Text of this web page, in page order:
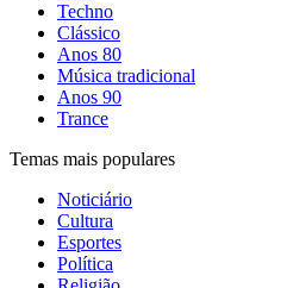
Techno
Clássico
Anos 80
Música tradicional
Anos 90
Trance
Temas mais populares
Noticiário
Cultura
Esportes
Política